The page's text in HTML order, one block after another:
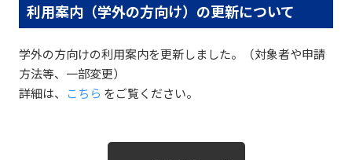
利用案内（学外の方向け）の更新について
学外の方向けの利用案内を更新しました。（対象者や申請
方法等、一部変更）
詳細は、 こちら をご覧ください。